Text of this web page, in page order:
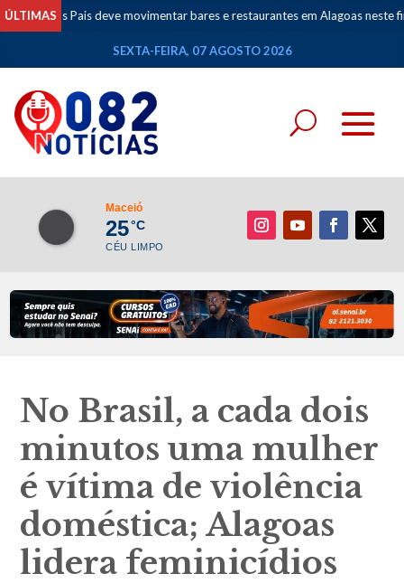
ÚLTIMAS
deve movimentar bares e restaurantes em Alagoas neste fim de semana
SEXTA-FEIRA, 07 AGOSTO 2026
Maceió
25°C
CÉU LIMPO
No Brasil, a cada dois
minutos uma mulher
é vítima de violência
doméstica; Alagoas
lidera feminicídios